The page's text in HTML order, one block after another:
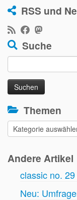
RSS und
Suche
nach:
Themen
Themen
Andere Artikel
classic no.
Neu: